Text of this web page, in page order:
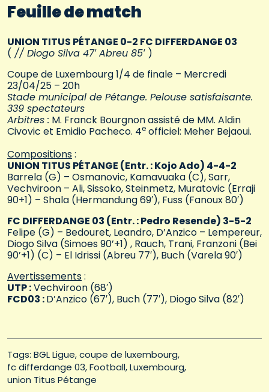
Feuille de match
UNION TITUS PÉTANGE 0-2 FC DIFFERDANGE 03
( // Diogo Silva 47′ Abreu 85′ )
Coupe de Luxembourg 1/4 de finale – Mercredi
23/04/25 – 20h
Stade municipal de Pétange. Pelouse satisfaisante.
339 spectateurs
Arbitres : M. Franck Bourgnon assisté de MM. Aldin
Civovic et Emidio Pacheco. 4e officiel: Meher Bejaoui.
Compositions:
UNION TITUS PÉTANGE (Entr. : Kojo Ado) 4-4-2
Barrela (G) – Osmanovic, Kamavuaka (C), Sarr,
Vechviroon – Ali, Sissoko, Steinmetz, Muratovic (Erraji
90+1) – Shala (Hermandung 69′), Fuss (Fanoux 80′)
FC DIFFERDANGE 03 (Entr. : Pedro Resende) 3-5-2
Felipe (G) – Bedouret, Leandro, D’Anzico – Lempereur,
Diogo Silva (Simoes 90’+1) , Rauch, Trani, Franzoni (Bei
90’+1) (C) – El Idrissi (Abreu 77′), Buch (Varela 90′)
Avertissements:
UTP :Vechviroon (68′)
FCD03 :D’Anzico (67′), Buch (77′), Diogo Silva (82′)
Tags: BGL Ligue coupe de luxembourg
fc differdange 03 Football Luxembourg
union Titus Pétange